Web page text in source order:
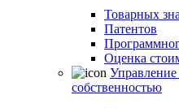
Товарных
Патентов
Оценка
Управление
собственностью